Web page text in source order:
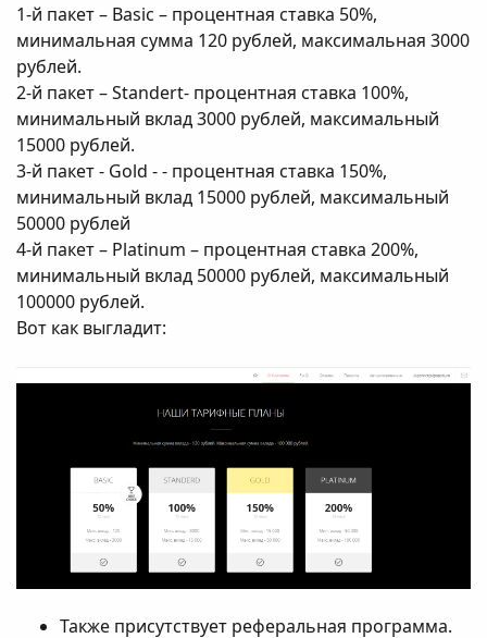
1-й пакет – Basic – процентная ставка 50%,
минимальная сумма 120 рублей, максимальная 3000
рублей.
2-й пакет – Standert- процентная ставка 100%,
минимальный вклад 3000 рублей, максимальный
15000 рублей.
3-й пакет - Gold - - процентная ставка 150%,
минимальный вклад 15000 рублей, максимальный
50000 рублей
4-й пакет – Platinum – процентная ставка 200%,
минимальный вклад 50000 рублей, максимальный
100000 рублей.
Вот как выгладит:
Также присутствует реферальная программа.